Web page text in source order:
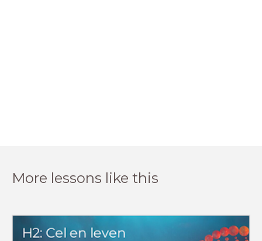
More lessons like this